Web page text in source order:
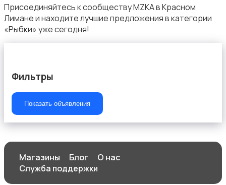
Присоединяйтесь к сообществу MZKA в Красном
Лимане и находите лучшие предложения в категории
«Рыбки» уже сегодня!
Фильтры
Показать объявления
Магазины Блог
О нас
Служба поддержки